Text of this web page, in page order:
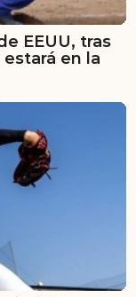
EEUU, tras
en la